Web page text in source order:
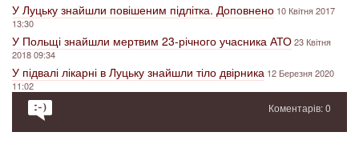
У Луцьку знайшли повішеним підлітка. Доповнено 10 Квітня 2017
13:30
У Польщі знайшли мертвим 23-річного учасника АТО23 Квітня
2018 09:34
У підвалі лікарні в Луцьку знайшли тіло двірника 12 Березня 2020
11:02
Коментарів: 0